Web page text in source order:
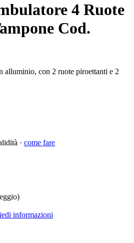
4 Ruote
Cod.
alluminio, con 2 ruote piroettanti e 2
· come fare
informazioni